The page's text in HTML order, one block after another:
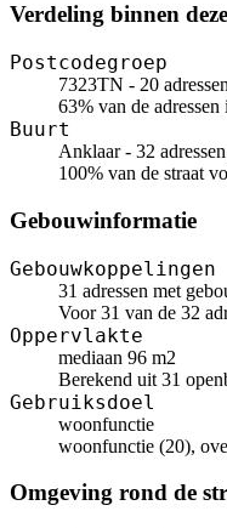
Verdeling binnen
Postcodegroep
7323TN - 20 adressen
63% van de adressen
Buurt
Anklaar - 32 adressen
100% van de straat
Gebouwinformatie
Gebouwkoppelingen
31 adressen met
Voor 31 van de 32
Oppervlakte
mediaan 96 m2
Berekend uit 31
Gebruiksdoel
woonfunctie
woonfunctie (20),
Omgeving rond de